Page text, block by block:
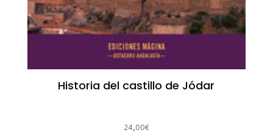
Historia del castillo de Jódar
24,00€